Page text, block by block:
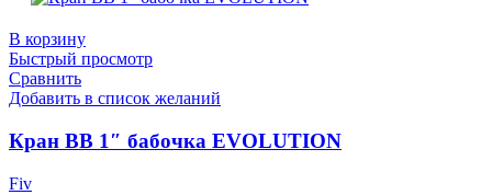
В корзину
Быстрый просмотр
Сравнить
Добавить в список желаний
Кран ВB 1″ бабочка EVOLUTION
Fiv